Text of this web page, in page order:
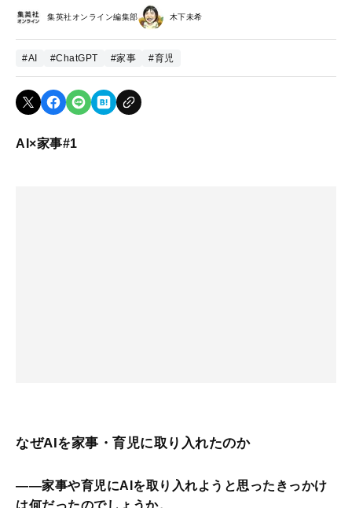
集英社オンライン編集部 木下未希
#AI #ChatGPT #家事 #育児
AI×家事#1
なぜAIを家事・育児に取り入れたのか
――家事や育児にAIを取り入れようと思ったきっかけ
は何だったのでしょうか。